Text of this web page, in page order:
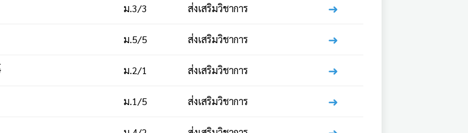
ม.3/3 ส่งเสริมวิชาการ ➜
ม.5/5 ส่งเสริมวิชาการ ➜
ม.2/1 ส่งเสริมวิชาการ ➜
ม.1/5 ส่งเสริมวิชาการ ➜